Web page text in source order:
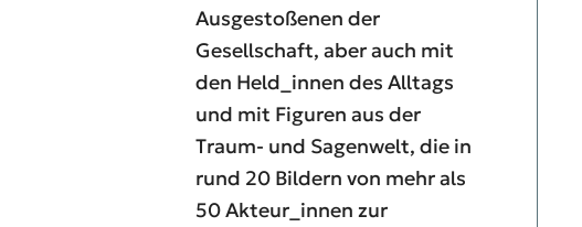
Ausgestoßenen der
Gesellschaft, aber auch mit
den Held_innen des Alltags
und mit Figuren aus der
Traum- und Sagenwelt, die in
rund 20 Bildern von mehr als
50 Akteur_innen zur